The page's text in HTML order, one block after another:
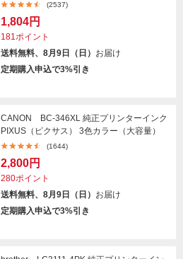
(2537)
1,804円
181ポイント
送料無料、8月9日（日） お届け
定期購入申込で3%引き
CANON BC-346XL 純正プリンターインク
PIXUS（ピクサス） 3色カラー（大容量）
(1644)
2,800円
280ポイント
送料無料、8月9日（日） お届け
定期購入申込で3%引き